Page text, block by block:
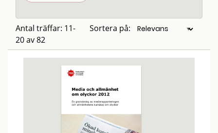
Antal träffar: 11-
20 av 82
Sortera på: